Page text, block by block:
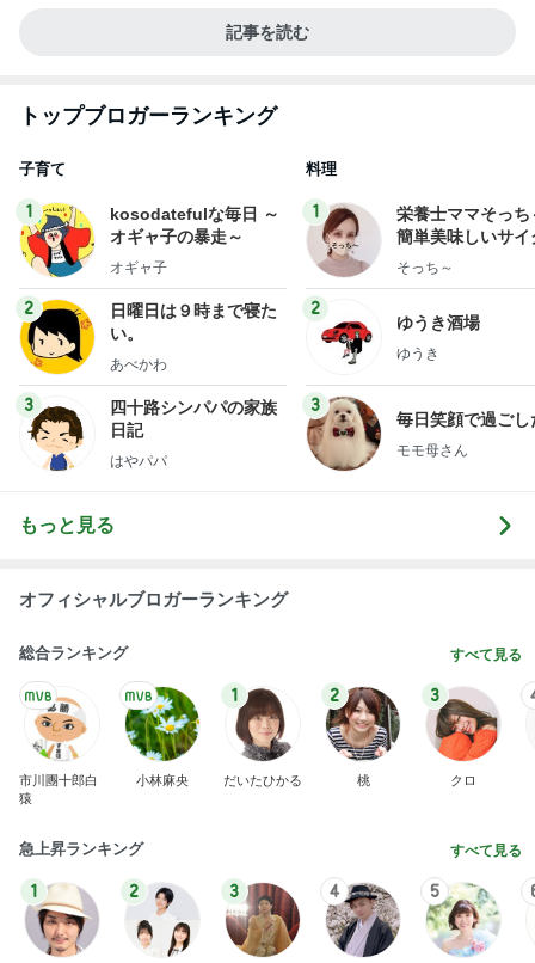
記事を読む
トップブロガーランキング
子育て
1
kosodatefulな毎日 ～
オギャ子の暴走～
オギャ子
2
日曜日は９時まで寝た
い。
あべかわ
3
四十路シンパパの家族
日記
はやパパ
料理
1
栄養士ママそっち
簡単美味しいサイ
献立
そっち～
2
ゆうき酒場
ゆうき
3
毎日笑顔で過ごし
モモ母さん
もっと見る
オフィシャルブロガーランキング
総合ランキング すべて見る
市川團十郎白
猿
小林麻央
1
だいたひかる
2
桃
3
クロ
急上昇ランキング すべて見る
1 2 3 4 5